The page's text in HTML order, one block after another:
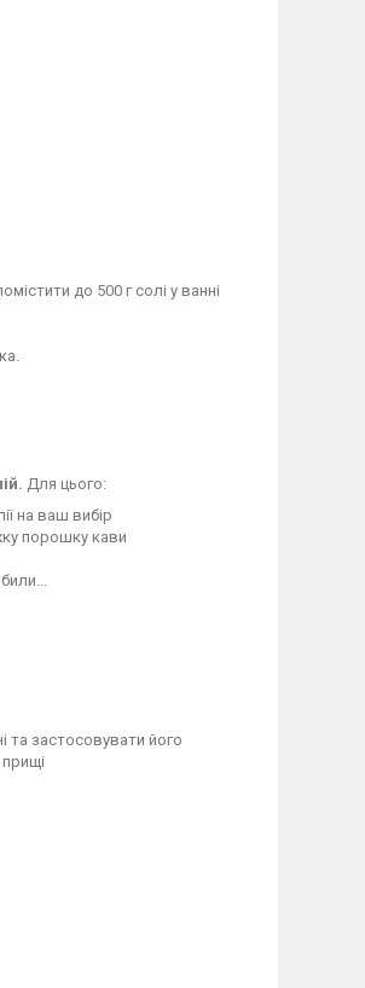
до 500 г солі у ванні
Для цього:
на ваш вибір
порошку кави
та застосовувати його